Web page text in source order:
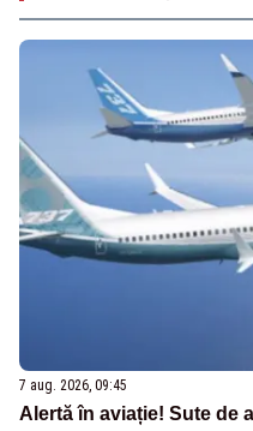
7 aug. 2026, 09:45
Alertă în aviație! Sute de